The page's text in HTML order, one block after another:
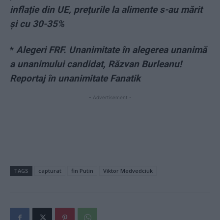
inflație din UE, prețurile la alimente s-au mărit
și cu 30-35%
* Alegeri FRF. Unanimitate în alegerea unanimă
a unanimului candidat, Răzvan Burleanu!
Reportaj în unanimitate Fanatik
- Advertisement -
TAGS capturat fin Putin Viktor Medvedciuk